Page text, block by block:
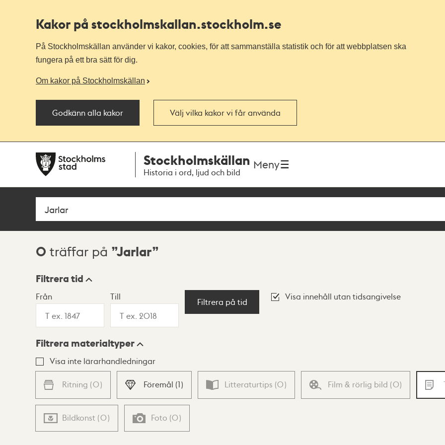
Kakor på stockholmskallan.stockholm.se
På Stockholmskällan använder vi kakor, cookies, för att sammanställa statistik och för att webbplatsen ska
fungera på ett bra sätt för dig.
Om kakor på Stockholmskällan
Godkänn alla kakor Välj vilka kakor vi får använda
navigationen
huvudinnehållet
Stockholmskällan
Historia i ord, ljud och bild
Meny
Sök
Sökresultat
0 träffar på Jarlar
Visningsläge
Lista Karta
Filtrera tid
Från Till
Filtrera på tid
Visa innehåll utan tidsangivelse
Filtrera materialtyper
Visa inte lärarhandledningar
Ritning (0) Föremål (1) Litteraturtips (0) Film & rörlig bild (0)
Bildkonst (0) Foto (0)